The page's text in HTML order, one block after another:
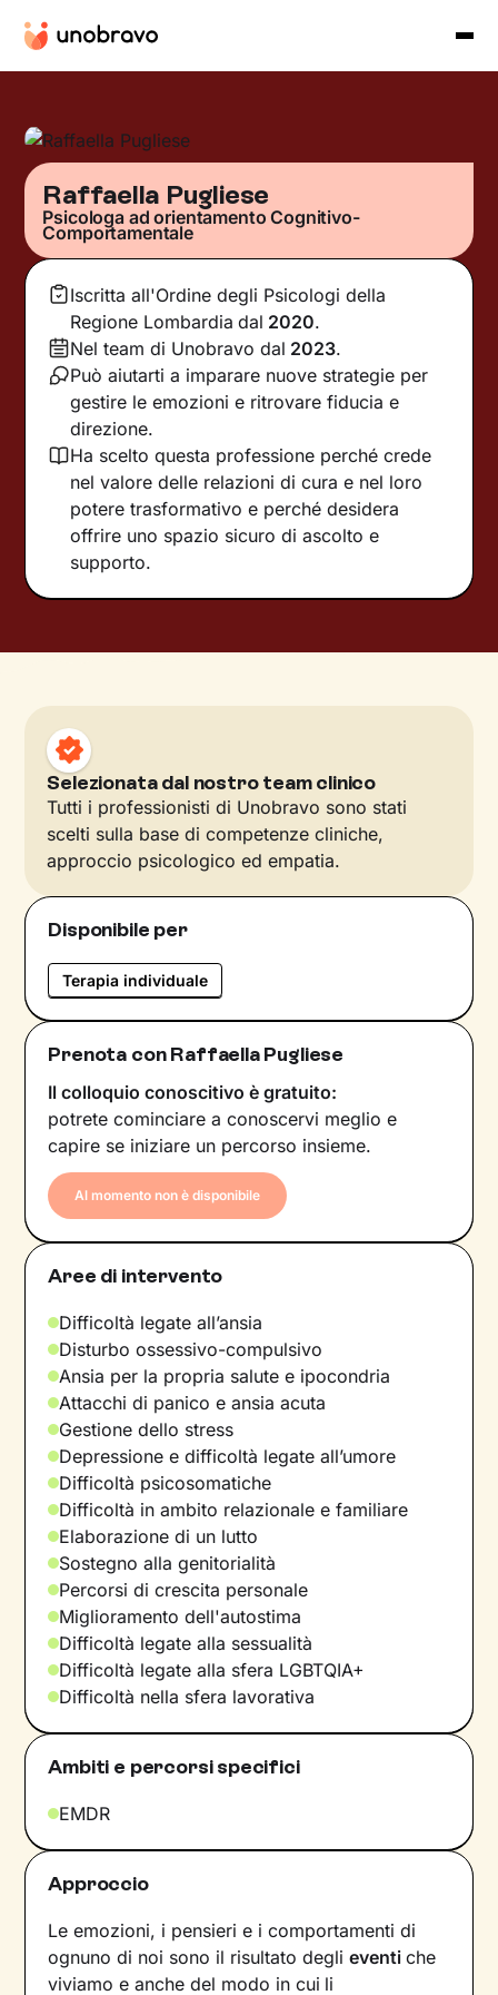
Raffaella Pugliese
Psicologa ad orientamento Cognitivo-
Comportamentale
Iscritta all'Ordine degli Psicologi della
Regione Lombardia dal 2020.
Nel team di Unobravo dal 2023.
Può aiutarti a imparare nuove strategie per
gestire le emozioni e ritrovare fiducia e
direzione.
Ha scelto questa professione perché crede
nel valore delle relazioni di cura e nel loro
potere trasformativo e perché desidera
offrire uno spazio sicuro di ascolto e
supporto.
Selezionata dal nostro team clinico
Tutti i professionisti di Unobravo sono stati
scelti sulla base di competenze cliniche,
approccio psicologico ed empatia.
Disponibile per
Terapia individuale
Prenota con Raffaella Pugliese
Il colloquio conoscitivo è gratuito:
potrete cominciare a conoscervi meglio e
capire se iniziare un percorso insieme.
Al momento non è disponibile
Aree di intervento
Difficoltà legate all’ansia
Disturbo ossessivo-compulsivo
Ansia per la propria salute e ipocondria
Attacchi di panico e ansia acuta
Gestione dello stress
Depressione e difficoltà legate all’umore
Difficoltà psicosomatiche
Difficoltà in ambito relazionale e familiare
Elaborazione di un lutto
Sostegno alla genitorialità
Percorsi di crescita personale
Miglioramento dell'autostima
Difficoltà legate alla sessualità
Difficoltà legate alla sfera LGBTQIA+
Difficoltà nella sfera lavorativa
Ambiti e percorsi specifici
EMDR
Approccio
Le emozioni, i pensieri e i comportamenti di
ognuno di noi sono il risultato deglieventiche
viviamo e anche del modo in cui li